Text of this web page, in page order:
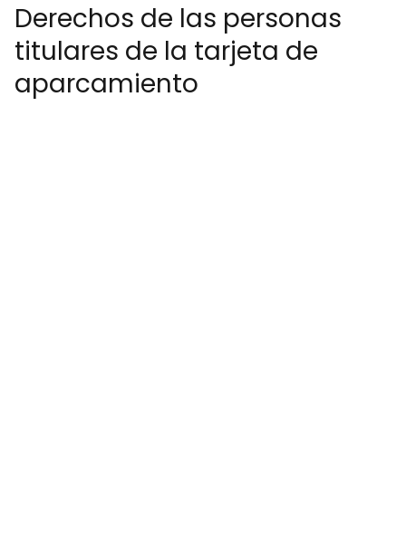
Derechos de las personas
titulares de la tarjeta de
aparcamiento